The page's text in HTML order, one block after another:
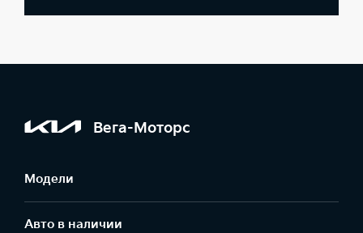
Вега-Моторс
Модели
Авто в наличии